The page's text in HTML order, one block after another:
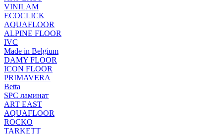
VINILAM
ECOCLICK
AQUAFLOOR
ALPINE FLOOR
IVC
Made in Belgium
DAMY FLOOR
ICON FLOOR
PRIMAVERA
Betta
SPC ламинат
ART EAST
AQUAFLOOR
ROCKO
TARKETT